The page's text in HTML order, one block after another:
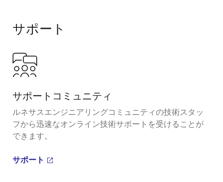
サポート
サポートコミュニティ
ルネサスエンジニアリングコミュニティの技術スタッ
フから迅速なオンライン技術サポートを受けることが
できます。
サポート